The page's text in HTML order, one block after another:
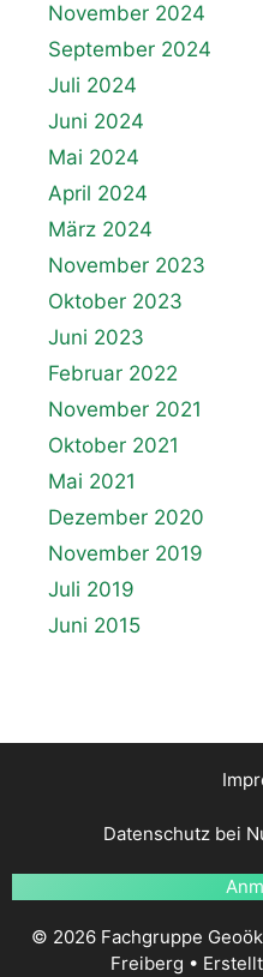
November 2024
September 2024
Juli 2024
Juni 2024
Mai 2024
April 2024
März 2024
November 2023
Oktober 2023
Juni 2023
Februar 2022
November 2021
Oktober 2021
Mai 2021
Dezember 2020
November 2019
Juli 2019
Juni 2015
Datenschutz bei
© 2026 Fachgruppe
Freiberg •